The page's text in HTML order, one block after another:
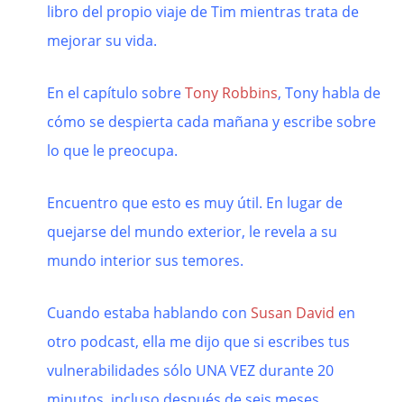
libro del propio viaje de Tim mientras trata de
mejorar su vida.
En el capítulo sobreTony Robbins, Tony habla de
cómo se despierta cada mañana y escribe sobre
lo que le preocupa.
Encuentro que esto es muy útil. En lugar de
quejarse del mundo exterior, le revela a su
mundo interior sus temores.
Cuando estaba hablando conSusan David en
otro podcast, ella me dijo que si escribes tus
vulnerabilidades sólo UNA VEZ durante 20